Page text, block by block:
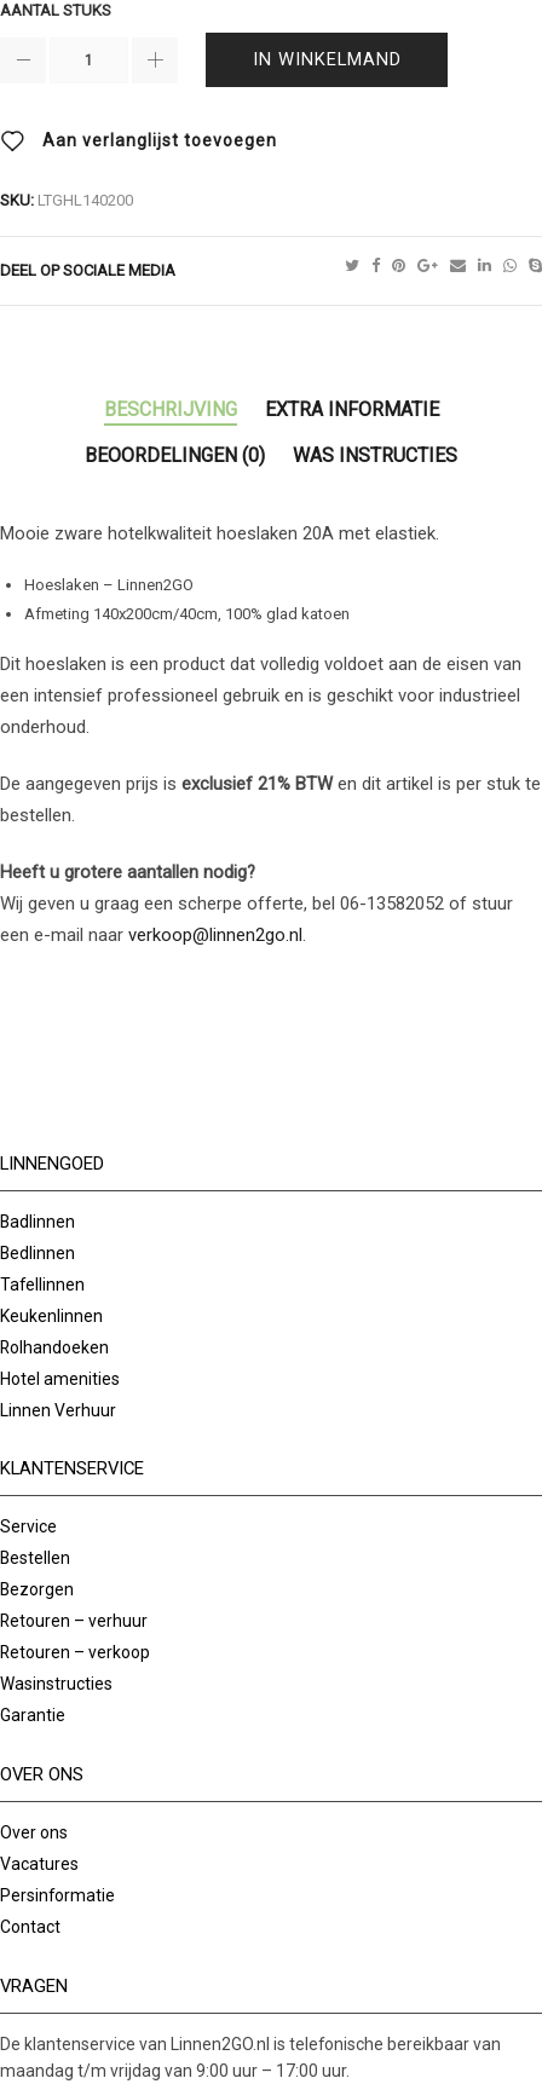
AANTAL STUKS
IN WINKELMAND
Aan verlanglijst toevoegen
SKU: LTGHL140200
DEEL OP SOCIALE MEDIA
BESCHRIJVING EXTRA INFORMATIE
BEOORDELINGEN (0) WAS INSTRUCTIES
Mooie zware hotelkwaliteit hoeslaken 20A met elastiek.
Hoeslaken – Linnen2GO
Afmeting 140x200cm/40cm, 100% glad katoen
Dit hoeslaken is een product dat volledig voldoet aan de eisen van
een intensief professioneel gebruik en is geschikt voor industrieel
onderhoud.
De aangegeven prijs is exclusief 21% BTWen dit artikel is per stuk te
bestellen.
Heeft u grotere aantallen nodig?
Wij geven u graag een scherpe offerte, bel 06-13582052 of stuur
een e-mail naar verkoop@linnen2go.nl.
LINNENGOED
Badlinnen
Bedlinnen
Tafellinnen
Keukenlinnen
Rolhandoeken
Hotel amenities
Linnen Verhuur
KLANTENSERVICE
Service
Bestellen
Bezorgen
Retouren – verhuur
Retouren – verkoop
Wasinstructies
Garantie
OVER ONS
Over ons
Vacatures
Persinformatie
Contact
VRAGEN
De klantenservice van Linnen2GO.nl is telefonische bereikbaar van
maandag t/m vrijdag van 9:00 uur – 17:00 uur.